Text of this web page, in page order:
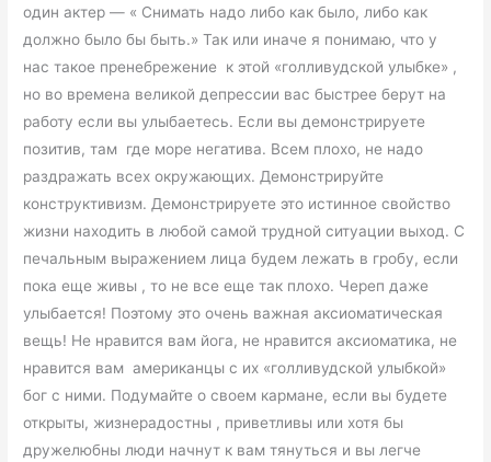
один актер — « Снимать надо либо как было, либо как
должно было бы быть.» Так или иначе я понимаю, что у
нас такое пренебрежение к этой «голливудской улыбке» ,
но во времена великой депрессии вас быстрее берут на
работу если вы улыбаетесь. Если вы демонстрируете
позитив, там где море негатива. Всем плохо, не надо
раздражать всех окружающих. Демонстрируйте
конструктивизм. Демонстрируете это истинное свойство
жизни находить в любой самой трудной ситуации выход. С
печальным выражением лица будем лежать в гробу, если
пока еще живы , то не все еще так плохо. Череп даже
улыбается! Поэтому это очень важная аксиоматическая
вещь! Не нравится вам йога, не нравится аксиоматика, не
нравится вам американцы с их «голливудской улыбкой»
бог с ними. Подумайте о своем кармане, если вы будете
открыты, жизнерадостны , приветливы или хотя бы
дружелюбны люди начнут к вам тянуться и вы легче